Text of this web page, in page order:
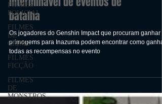
FILMES
POLICIAL
FILMES
DE
CRIME
FILMES
FICÇÃO
FILMES
DE
MONSTROS
Genshin Impact: guia
interminável de eventos de
batalha
Os jogadores do Genshin Impact que procuram ganhar
primogems para Inazuma podem encontrar como ganhar
todas as recompensas no evento